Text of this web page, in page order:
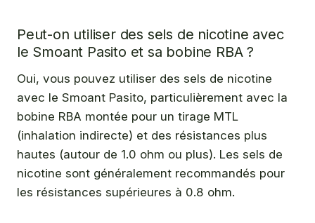
Peut-on utiliser des sels de nicotine avec
le Smoant Pasito et sa bobine RBA ?
Oui, vous pouvez utiliser des sels de nicotine
avec le Smoant Pasito, particulièrement avec la
bobine RBA montée pour un tirage MTL
(inhalation indirecte) et des résistances plus
hautes (autour de 1.0 ohm ou plus). Les sels de
nicotine sont généralement recommandés pour
les résistances supérieures à 0.8 ohm.